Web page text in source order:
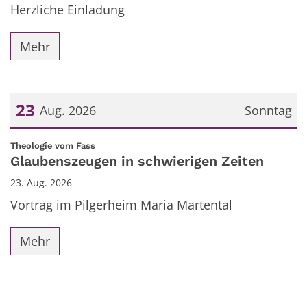
Herzliche Einladung
Mehr
Sonntag
23 Aug. 2026
Datum: 23. August 2026
Theologie vom Fass:
Glaubenszeugen in schwierigen Zeiten
23. Aug. 2026
Vortrag im Pilgerheim Maria Martental
Mehr